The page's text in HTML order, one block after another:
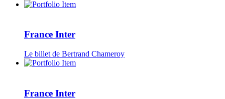
France Inter
Le billet de Bertrand Chameroy
France Inter